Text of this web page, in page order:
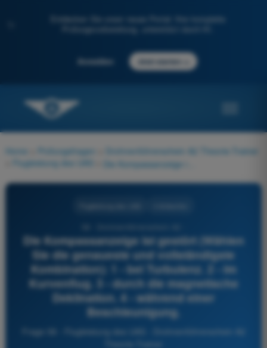
Entdecken Sie unser neues Portal: Ihre komplette
Prüfungsvorbereitung, unterstützt durch KI.
Anmelden Jetzt starten
Home Prüfungsfragen
Drohnenführerschein A2 Theorie-Trainer
Flugleistung des UAS
Die Kompassanzeige ist gestört (Wählen
Sie die genaueste und vollständigste
Kombination): 1 - bei Turbulenz. 2 - im
Kurvenflug. 3 - durch die magnetische
Deklination. 4 - während einer
Beschleunigung.
Frage 58 - Flugleistung des UAS - Drohnenführerschein A2